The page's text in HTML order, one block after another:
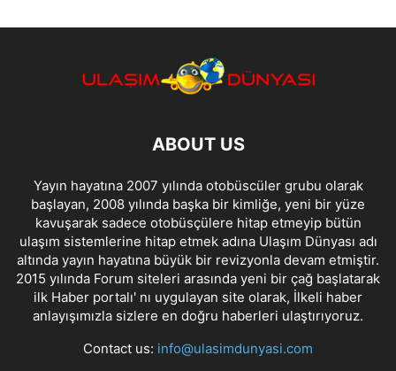
ABOUT US
Yayın hayatına 2007 yılında otobüscüler grubu olarak
başlayan, 2008 yılında başka bir kimliğe, yeni bir yüze
kavuşarak sadece otobüsçülere hitap etmeyip bütün
ulaşım sistemlerine hitap etmek adına Ulaşım Dünyası adı
altında yayın hayatına büyük bir revizyonla devam etmiştir.
2015 yılında Forum siteleri arasında yeni bir çağ başlatarak
ilk Haber portalı' nı uygulayan site olarak, İlkeli haber
anlayışımızla sizlere en doğru haberleri ulaştırıyoruz.
Contact us: info@ulasimdunyasi.com